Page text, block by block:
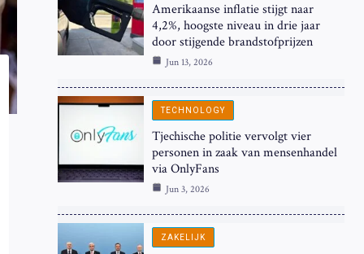
Amerikaanse inflatie stijgt naar
4,2%, hoogste niveau in drie jaar
door stijgende brandstofprijzen
Jun 13, 2026
TECHNOLOGY
Tjechische politie vervolgt vier
personen in zaak van mensenhandel
via OnlyFans
Jun 3, 2026
ZAKELIJK